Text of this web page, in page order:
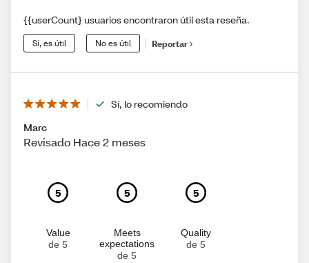
{{userCount} usuarios encontraron útil esta reseña.
Sí, es útil No es útil Reportar
Sí, lo recomiendo
Marc
Revisado Hace 2 meses
5
Value
de 5
5
Meets
expectations
de 5
5
Quality
de 5